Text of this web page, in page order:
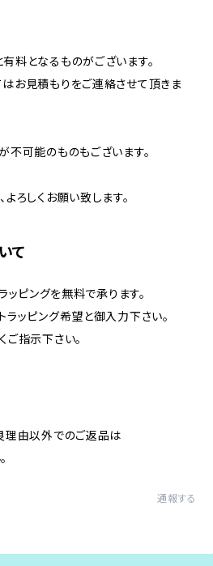
料となるものがございます。
お見積もりをご連絡させて頂きま
不可能のものもございます。
ろしくお願い致します。
て
ピングを無料で承ります。
ラッピング希望と御入力下さい。
ご指示下さい。
理由以外でのご返品は
通報する